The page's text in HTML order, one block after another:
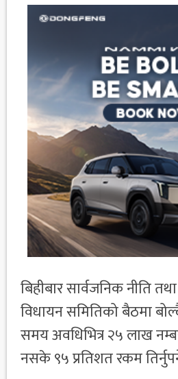
बिहीबार सार्वजनिक नीति
विधायन समितिको बैठमा
समय अवधिभित्र २५ लाख
नसके ९५ प्रतिशत रकम